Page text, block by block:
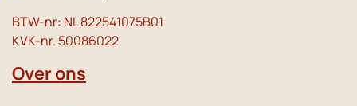
BTW-nr: NL 822541075B01
KVK-nr. 50086022
Over ons